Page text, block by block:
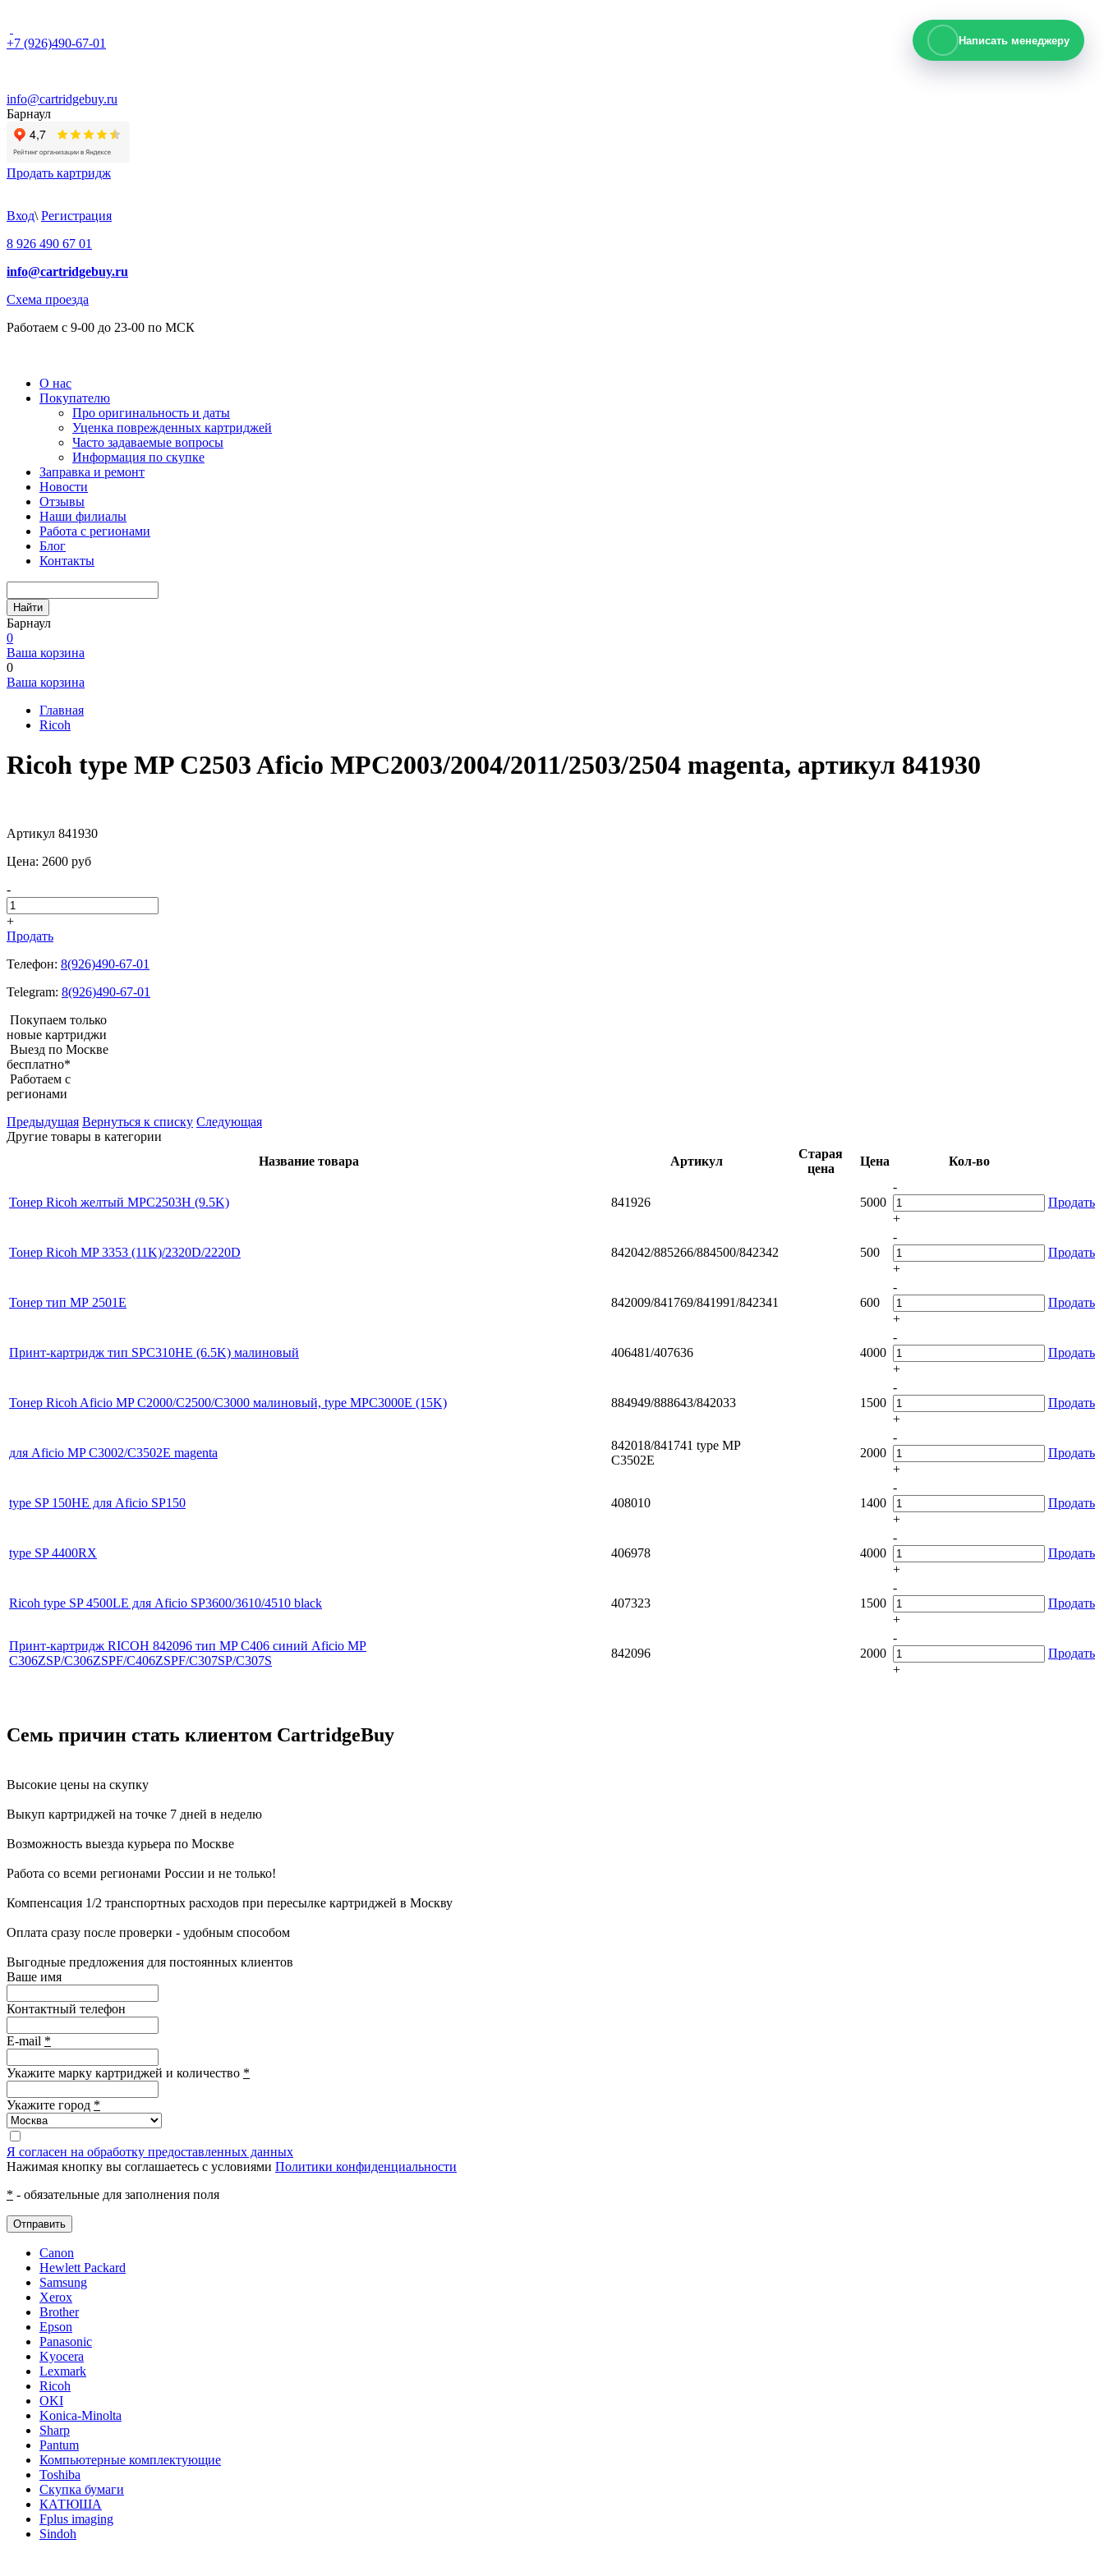
+7 (926)490-67-01
info@cartridgebuy.ru
Барнаул
Продать картридж
Вход\ Регистрация
8 926 490 67 01
info@cartridgebuy.ru
Схема проезда
Работаем с 9-00 до 23-00 по МСК
О нас
Покупателю
Про оригинальность и даты
Уценка поврежденных картриджей
Часто задаваемые вопросы
Информация по скупке
Заправка и ремонт
Новости
Отзывы
Наши филиалы
Работа с регионами
Блог
Контакты
Найти
Барнаул
0
Ваша корзина
0
Ваша корзина
Главная
Ricoh
Ricoh type MP C2503 Aficio MPC2003/2004/2011/2503/2504 magenta, артикул 841930
Артикул 841930
Цена: 2600 pуб
-
+
Продать
Телефон: 8(926)490-67-01
Telegram: 8(926)490-67-01
Покупаем только
новые картриджи
Выезд по Москве
бесплатно*
Работаем с
регионами
Предыдущая Вернуться к списку Следующая
Другие товары в категории
Название товара
Артикул
Старая
цена
Цена Кол-во
Тонер Ricoh желтый MPC2503H (9.5K) 841926 5000
-
+
Продать
Тонер Ricoh MP 3353 (11K)/2320D/2220D 842042/885266/884500/842342 500
-
+
Продать
Тонер тип МР 2501Е 842009/841769/841991/842341 600
-
+
Продать
Принт-картридж тип SPC310HE (6.5K) малиновый 406481/407636 4000
-
+
Продать
Тонер Ricoh Aficio MP C2000/C2500/C3000 малиновый, type MPC3000E (15K) 884949/888643/842033 1500
-
+
Продать
для Aficio MP C3002/C3502E magenta
842018/841741 type MP
C3502E
2000
-
+
Продать
type SP 150HE для Aficio SP150 408010 1400
-
+
Продать
type SP 4400RX 406978 4000
-
+
Продать
Ricoh type SP 4500LE для Aficio SP3600/3610/4510 black 407323 1500
-
+
Продать
Принт-картридж RICOH 842096 тип MP C406 синий Aficio MP
C306ZSP/C306ZSPF/C406ZSPF/C307SP/C307S
842096 2000
-
+
Продать
Семь причин стать клиентом CartridgeBuy
Высокие цены на скупку
Выкуп картриджей на точке 7 дней в неделю
Возможность выезда курьера по Москве
Работа со всеми регионами России и не только!
Компенсация 1/2 транспортных расходов при пересылке картриджей в Москву
Оплата сразу после проверки - удобным способом
Выгодные предложения для постоянных клиентов
Ваше имя
Контактный телефон
E-mail *
Укажите марку картриджей и количество *
Укажите город *
Я согласен на обработку предоставленных данных
Нажимая кнопку вы соглашаетесь с условиями Политики конфиденциальности
* - обязательные для заполнения поля
Отправить
Canon
Hewlett Packard
Samsung
Xerox
Brother
Epson
Panasonic
Kyocera
Lexmark
Ricoh
OKI
Konica-Minolta
Sharp
Pantum
Компьютерные комплектующие
Toshiba
Скупка бумаги
КАТЮША
Fplus imaging
Sindoh
Написать менеджеру